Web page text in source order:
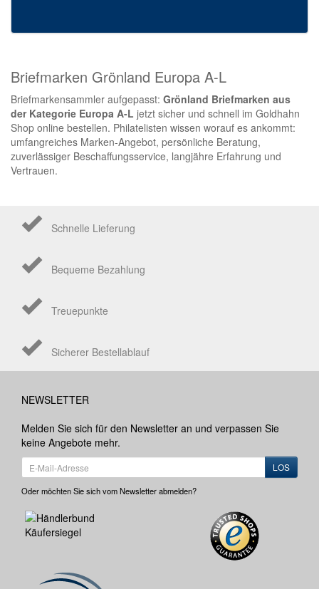
Briefmarken Grönland Europa A-L
Briefmarkensammler aufgepasst: Grönland Briefmarken aus
der Kategorie Europa A-L jetzt sicher und schnell im Goldhahn
Shop online bestellen. Philatelisten wissen worauf es ankommt:
umfangreiches Marken-Angebot, persönliche Beratung,
zuverlässiger Beschaffungsservice, langjähre Erfahrung und
Vertrauen.
Schnelle Lieferung
Bequeme Bezahlung
Treuepunkte
Sicherer Bestellablauf
NEWSLETTER
Melden Sie sich für den Newsletter an und verpassen Sie
keine Angebote mehr.
LOS
Oder möchten Sie sich vom Newsletter abmelden?